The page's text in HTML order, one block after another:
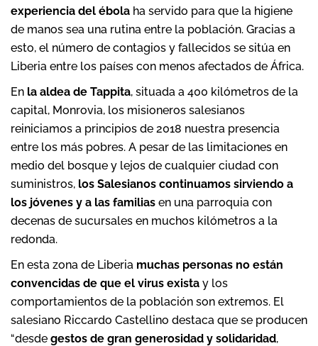
experiencia del ébola ha servido para que la higiene
de manos sea una rutina entre la población. Gracias a
esto, el número de contagios y fallecidos se sitúa en
Liberia entre los países con menos afectados de África.
En la aldea de Tappita, situada a 400 kilómetros de la
capital, Monrovia, los misioneros salesianos
reiniciamos a principios de 2018 nuestra presencia
entre los más pobres. A pesar de las limitaciones en
medio del bosque y lejos de cualquier ciudad con
suministros, los Salesianos continuamos sirviendo a
los jóvenes y a las familias en una parroquia con
decenas de sucursales en muchos kilómetros a la
redonda.
En esta zona de Liberia muchas personas no están
convencidas de que el virus exista y los
comportamientos de la población son extremos. El
salesiano Riccardo Castellino destaca que se producen
“desde gestos de gran generosidad y solidaridad,